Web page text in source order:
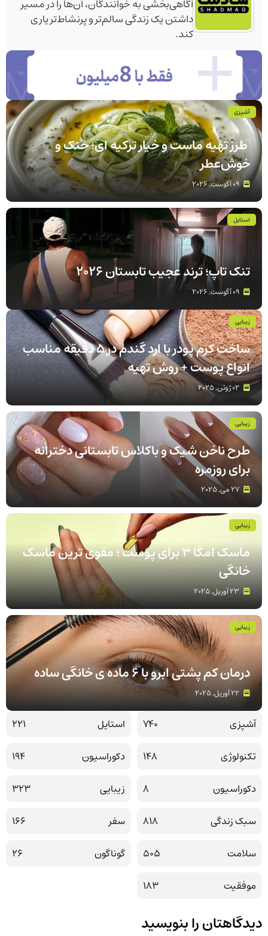
آگاهی‌بخشی به خوانندگان، آن‌ها را در مسیر
داشتن یک زندگی سالم‌تر و پرنشاط‌تر یاری
کند.
طرز تهیه ماست و خیار ترکیه‌ ای؛ خنک و
خوش‌عطر
09 آگوست, 2026
آشپزی
تنک‌ تاپ؛ ترند عجیب تابستان 2026
استایل
ساخت کرم پودر با ارد گندم در ۵ دقیقه مناسب
انواع پوست‌ + روش تهیه
02 ژوئن, 2025
زیبایی
طرح ناخن شیک و باکلاس تابستانی دخترانه
برای روزمره
زیبایی
ماسک امگا 3 برای پوست ؛ مقوی ترین ماسک
خانگی
زیبایی
درمان کم پشتی ابرو با 6 ماده ی خانگی ساده
زیبایی
آشپزی 740 استایل
221
تکنولوژی
148 دکوراسیون
194
دکوراسیون
8 زیبایی
323
سبک زندگی
818 سفر
166
سلامت
505 گوناگون
26
موفقیت
183
دیدگاهتان را بنویسید